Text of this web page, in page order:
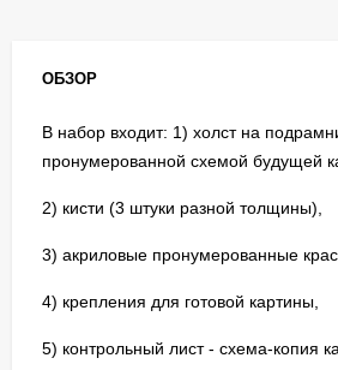
ОБЗОР
В набор входит: 1) холст на
пронумерованной схемой будущей
2) кисти (3 штуки разной толщины),
3) акриловые пронумерованные
4) крепления для готовой картины,
5) контрольный лист - схема-копия